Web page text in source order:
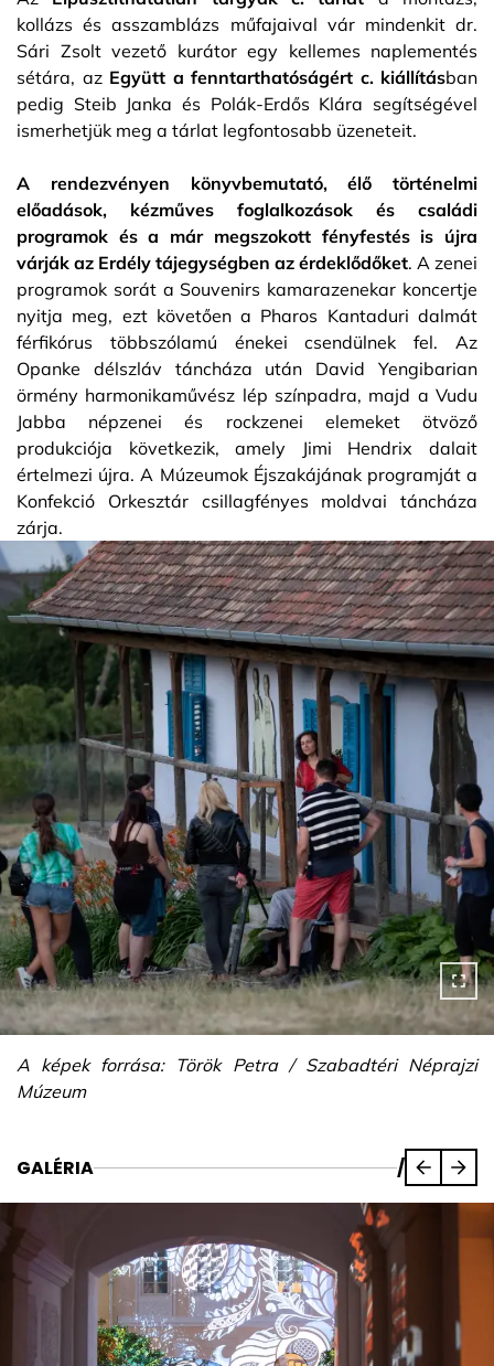
kollázs és asszamblázs műfajaival vár mindenkit dr.
Sári Zsolt vezető kurátor egy kellemes naplementés
sétára, az Együtt a fenntarthatóságért c. kiállításban
pedig Steib Janka és Polák-Erdős Klára segítségével
ismerhetjük meg a tárlat legfontosabb üzeneteit.
A rendezvényen könyvbemutató, élő történelmi
előadások, kézműves foglalkozások és családi
programok és a már megszokott fényfestés is újra
várják az Erdély tájegységben az érdeklődőket. A zenei
programok sorát a Souvenirs kamarazenekar koncertje
nyitja meg, ezt követően a Pharos Kantaduri dalmát
férfikórus többszólamú énekei csendülnek fel. Az
Opanke délszláv táncháza után David Yengibarian
örmény harmonikaművész lép színpadra, majd a Vudu
Jabba népzenei és rockzenei elemeket ötvöző
produkciója következik, amely Jimi Hendrix dalait
értelmezi újra. A Múzeumok Éjszakájának programját a
Konfekció Orkesztár csillagfényes moldvai táncháza
zárja.
A képek forrása: Török Petra / Szabadtéri Néprajzi
Múzeum
GALÉRIA /